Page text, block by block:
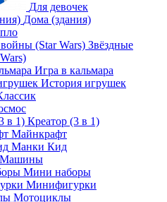
Для девочек
Дома (здания)
Звёздные
Игра в кальмара
История игрушек
Креатор (3 в 1)
Майнкрафт
Манки Кид
Машины
Мини наборы
Минифигурки
Мотоциклы